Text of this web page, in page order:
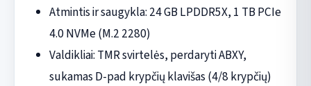
Atmintis ir saugykla: 24 GB LPDDR5X, 1 TB PCIe
4.0 NVMe (M.2 2280)
Valdikliai: TMR svirtelės, perdaryti ABXY,
sukamas D-pad krypčių klavišas (4/8 krypčių)